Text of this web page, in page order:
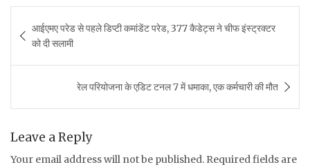
c
e
b
o
it
te
r
at
s
A
p
p
ai
l
ar
e
navigation
आईएमए परेड से पहले डिप्टी कमांडेंट परेड, 377 कैडेट्स ने चीफ इंस्ट्रक्टर
को दी सलामी
रेल परियोजना के एडिट टनल 7 में धमाका, एक कर्मचारी की मौत
Leave a Reply
Your email address will not be published. Required fields are